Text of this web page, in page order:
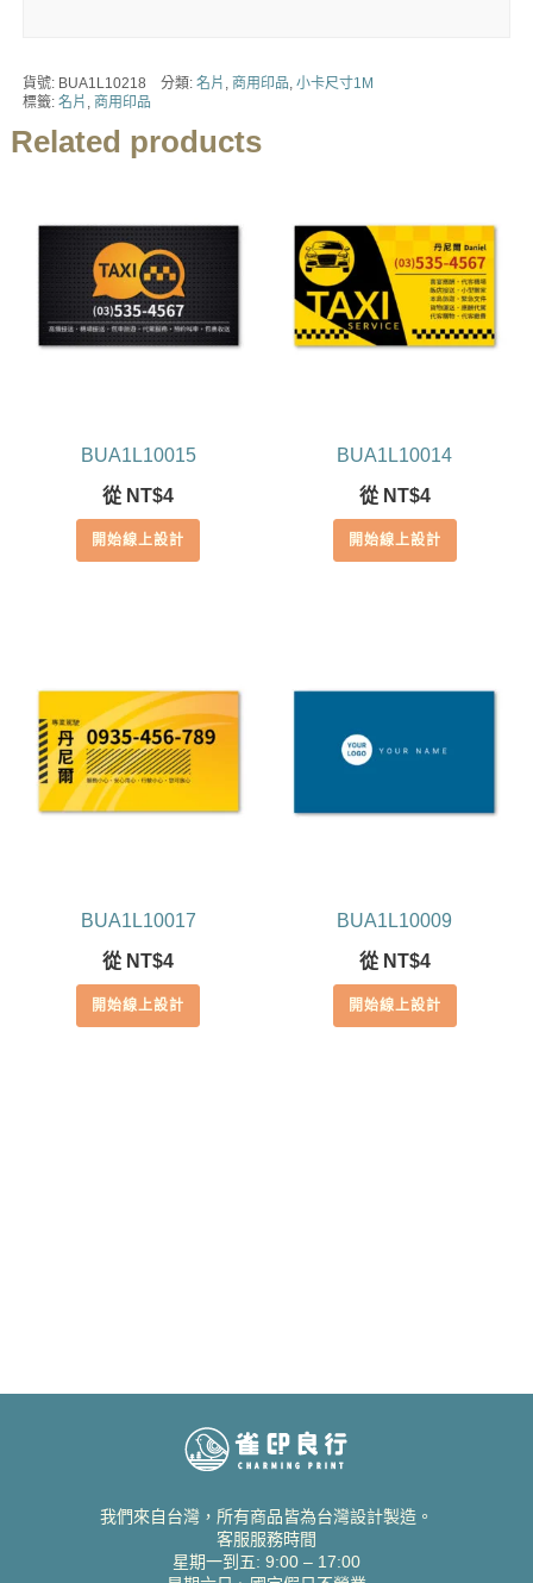
貨號: BUA1L10218 分類: 名片 商用印品 小卡尺寸1M
標籤: 名片 商用印品
Related products
BUA1L10015
從 NT$4
開始線上設計
BUA1L10014
從 NT$4
開始線上設計
BUA1L10017
從 NT$4
開始線上設計
BUA1L10009
從 NT$4
開始線上設計
我們來自台灣，所有商品皆為台灣設計製造。
客服服務時間
星期一到五: 9:00 – 17:00